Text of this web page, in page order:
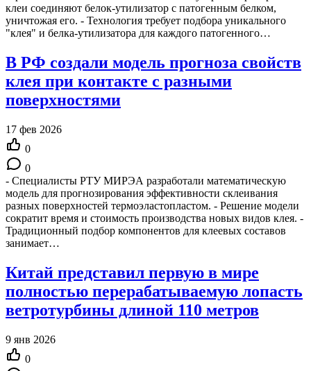
клеи соединяют белок-утилизатор с патогенным белком,
уничтожая его. - Технология требует подбора уникального
"клея" и белка-утилизатора для каждого патогенного…
В РФ создали модель прогноза свойств
клея при контакте с разными
поверхностями
17 фев 2026
0
0
- Специалисты РТУ МИРЭА разработали математическую
модель для прогнозирования эффективности склеивания
разных поверхностей термоэластопластом. - Решение модели
сократит время и стоимость производства новых видов клея. -
Традиционный подбор компонентов для клеевых составов
занимает…
Китай представил первую в мире
полностью перерабатываемую лопасть
ветротурбины длиной 110 метров
9 янв 2026
0